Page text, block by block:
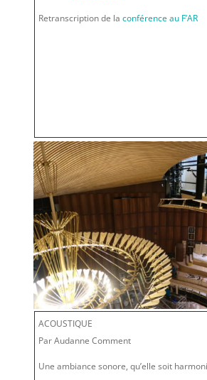
Retranscription de la conférence au F’AR
ACOUSTIQUE
Par Audanne Comment
Une ambiance sonore, qu’elle soit